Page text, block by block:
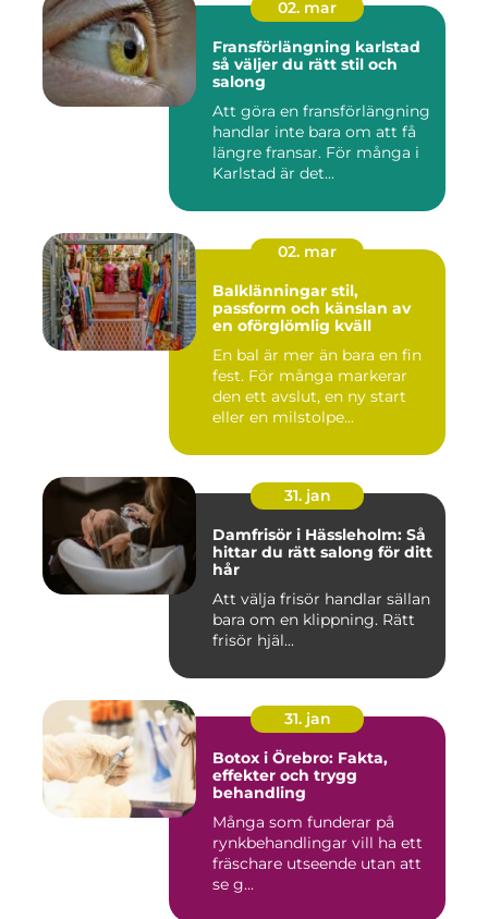
02. mar
Fransförlängning karlstad
så väljer du rätt stil och
salong
Att göra en fransförlängning
handlar inte bara om att få
längre fransar. För många i
Karlstad är det...
02. mar
Balklänningar stil,
passform och känslan av
en oförglömlig kväll
En bal är mer än bara en fin
fest. För många markerar
den ett avslut, en ny start
eller en milstolpe...
31. jan
Damfrisör i Hässleholm: Så
hittar du rätt salong för ditt
hår
Att välja frisör handlar sällan
bara om en klippning. Rätt
frisör hjäl...
31. jan
Botox i Örebro: Fakta,
effekter och trygg
behandling
Många som funderar på
rynkbehandlingar vill ha ett
fräschare utseende utan att
se g...